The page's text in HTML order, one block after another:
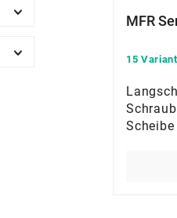
MFR
15
Scheibe